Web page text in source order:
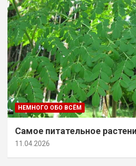
НЕМНОГО ОБО ВСЁМ
Самое питательное
11.04.2026